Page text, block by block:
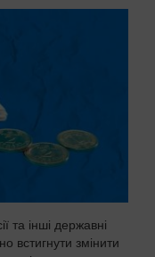
та інші державні
встигнути змінити